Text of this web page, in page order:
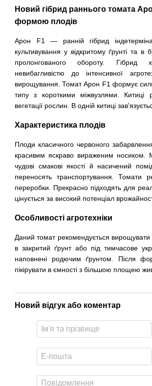
Новий гібрид раннього томата
формою плодів
Арон F1 — ранній гібрид
культивування у відкритому ґрунті та
пролонгованого обороту. Гібрид
невибагливістю до інтенсивної
вирощування.Томат Арон F1 формує
типу з короткими міжвузлями. Китиці
вегетації рослин. В одній китиці
Характеристика плодів
Плоди класичного червоного
красивим яскраво вираженим носиком.
чудові смакові якості й насичений
переносять транспортування.Томати
переробки. Прекрасно підходять для
цінується за високий потенціал
Особливості агротехніки
Даний томат рекомендується
в закритий ґрунт або під тимчасове
наповнені родючим ґрунтом. Після
пікірувати в ємності з більшою площею
Новий відгук або коментар